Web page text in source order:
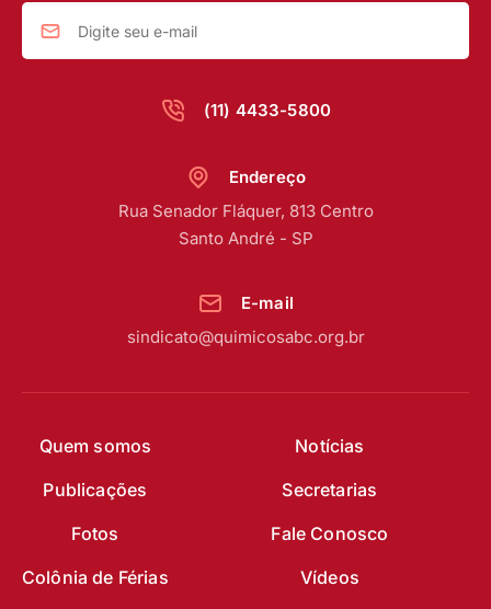
(11) 4433-5800
Quem somos
Notícias
Publicações
Secretarias
Fotos
Fale Conosco
Colônia de Férias
Vídeos
Endereço
Rua Senador Fláquer, 813 Centro
Santo André - SP
E-mail
sindicato@quimicosabc.org.br